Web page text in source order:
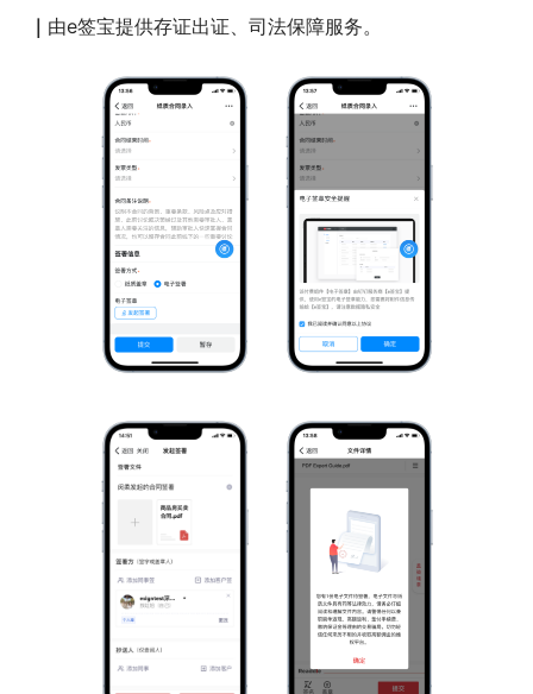
｜ 由e签宝提供存证出证、司法保障服务。